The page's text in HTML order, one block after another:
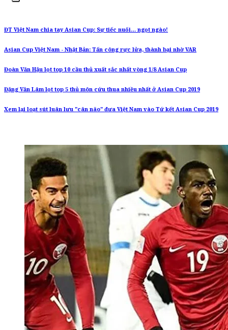
ĐT Việt Nam chia tay Asian Cup: Sự tiếc nuối… ngọt ngào!
Asian Cup Việt Nam - Nhật Bản: Tấn công rực lửa, thành bại nhờ VAR
Đoàn Văn Hậu lọt top 10 cầu thủ xuất sắc nhất vòng 1/8 Asian Cup
Đặng Văn Lâm lọt top 5 thủ môn cứu thua nhiều nhất ở Asian Cup 2019
Xem lại loạt sút luân lưu "cân não" đưa Việt Nam vào Tứ kết Asian Cup 2019